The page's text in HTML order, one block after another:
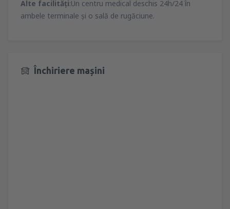
Alte facilităţi:Un centru medical deschis 24h/24 în
ambele terminale şi o sală de rugăciune.
Închiriere mașini